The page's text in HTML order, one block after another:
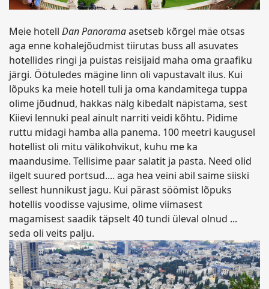
Meie hotell Dan Panoramaasetseb kõrgel mäe otsas
aga enne kohalejõudmist tiirutas buss all asuvates
hotellides ringi ja puistas reisijaid maha oma graafiku
järgi. Öötuledes mägine linn oli vapustavalt ilus. Kui
lõpuks ka meie hotell tuli ja oma kandamitega tuppa
olime jõudnud, hakkas nälg kibedalt näpistama, sest
Kiievi lennuki peal ainult narriti veidi kõhtu. Pidime
ruttu midagi hamba alla panema. 100 meetri kaugusel
hotellist oli mitu välikohvikut, kuhu me ka
maandusime. Tellisime paar salatit ja pasta. Need olid
ilgelt suured portsud.... aga hea veini abil saime siiski
sellest hunnikust jagu. Kui pärast söömist lõpuks
hotellis voodisse vajusime, olime viimasest
magamisest saadik täpselt 40 tundi üleval olnud ...
seda oli veits palju.